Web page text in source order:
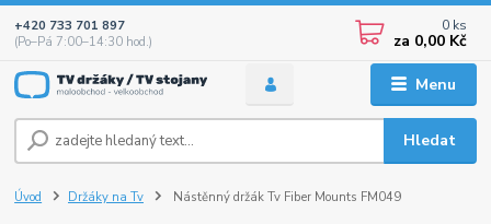
Menu
Hledat
+420 733 701 897
(Po–Pá 7:00–14:30 hod.)
0 ks
za 0,00 Kč
Úvod Držáky na Tv Nástěnný držák Tv Fiber Mounts FM049